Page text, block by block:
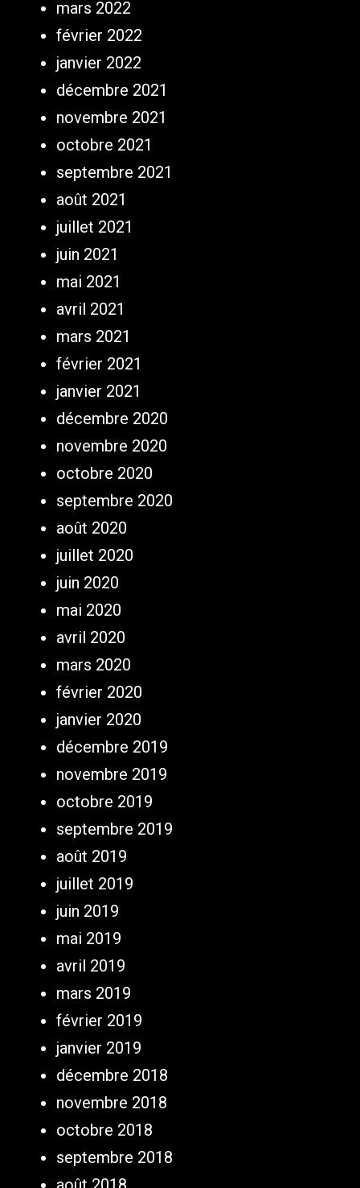
mars 2022
février 2022
janvier 2022
décembre 2021
novembre 2021
octobre 2021
septembre 2021
août 2021
juillet 2021
juin 2021
mai 2021
avril 2021
mars 2021
février 2021
janvier 2021
décembre 2020
novembre 2020
octobre 2020
septembre 2020
août 2020
juillet 2020
juin 2020
mai 2020
avril 2020
mars 2020
février 2020
janvier 2020
décembre 2019
novembre 2019
octobre 2019
septembre 2019
août 2019
juillet 2019
juin 2019
mai 2019
avril 2019
mars 2019
février 2019
janvier 2019
décembre 2018
novembre 2018
octobre 2018
septembre 2018